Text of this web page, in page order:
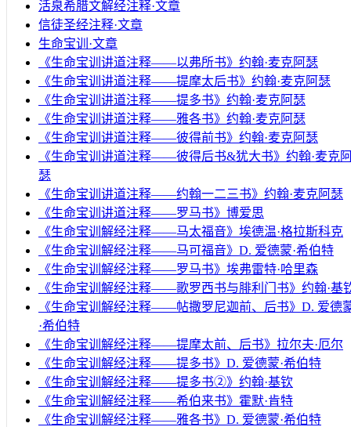
活泉希腊文解经注释·文章
信徒圣经注释·文章
生命宝训·文章
《生命宝训讲道注释——以弗所书》约翰·麦克阿瑟
《生命宝训讲道注释——提摩太后书》约翰·麦克阿瑟
《生命宝训讲道注释——提多书》约翰·麦克阿瑟
《生命宝训讲道注释——雅各书》约翰·麦克阿瑟
《生命宝训讲道注释——彼得前书》约翰·麦克阿瑟
《生命宝训讲道注释——彼得后书&犹大书》约翰·麦克
瑟
《生命宝训讲道注释——约翰一二三书》约翰·麦克阿瑟
《生命宝训讲道注释——罗马书》博爱思
《生命宝训解经注释——马太福音》埃德温·格拉斯科克
《生命宝训解经注释——马可福音》D. 爱德蒙·希伯特
《生命宝训解经注释——罗马书》埃弗雷特·哈里森
《生命宝训解经注释——歌罗西书与腓利门书》约翰·基
《生命宝训解经注释——帖撒罗尼迦前、后书》D. 爱德
·希伯特
《生命宝训解经注释——提摩太前、后书》拉尔夫·厄尔
《生命宝训解经注释——提多书》D. 爱德蒙·希伯特
《生命宝训解经注释——提多书②》约翰·基钦
《生命宝训解经注释——希伯来书》霍默·肯特
《生命宝训解经注释——雅各书》D. 爱德蒙·希伯特